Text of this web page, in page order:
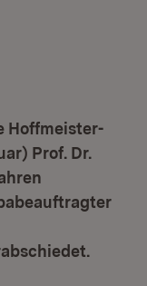
Hoffmeister-
Prof. Dr.